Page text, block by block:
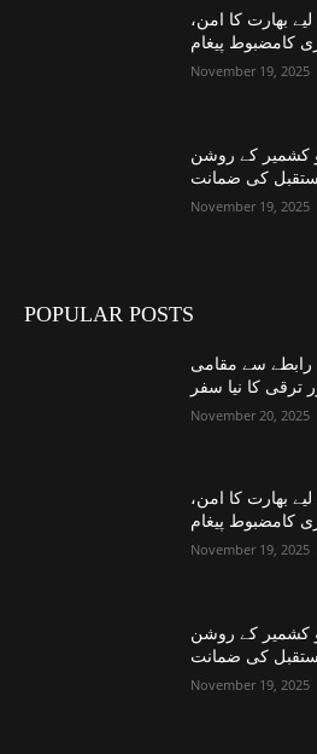
بھارت کا امن،
کامضبوط پیغام
November 19, 2025
و کشمیر کے روشن
کی ضمانت
November 19, 2025
POPULAR POSTS
رابطے سے مقامی
ترقی کا نیا سفر
November 20, 2025
بھارت کا امن،
کامضبوط پیغام
November 19, 2025
و کشمیر کے روشن
کی ضمانت
November 19, 2025